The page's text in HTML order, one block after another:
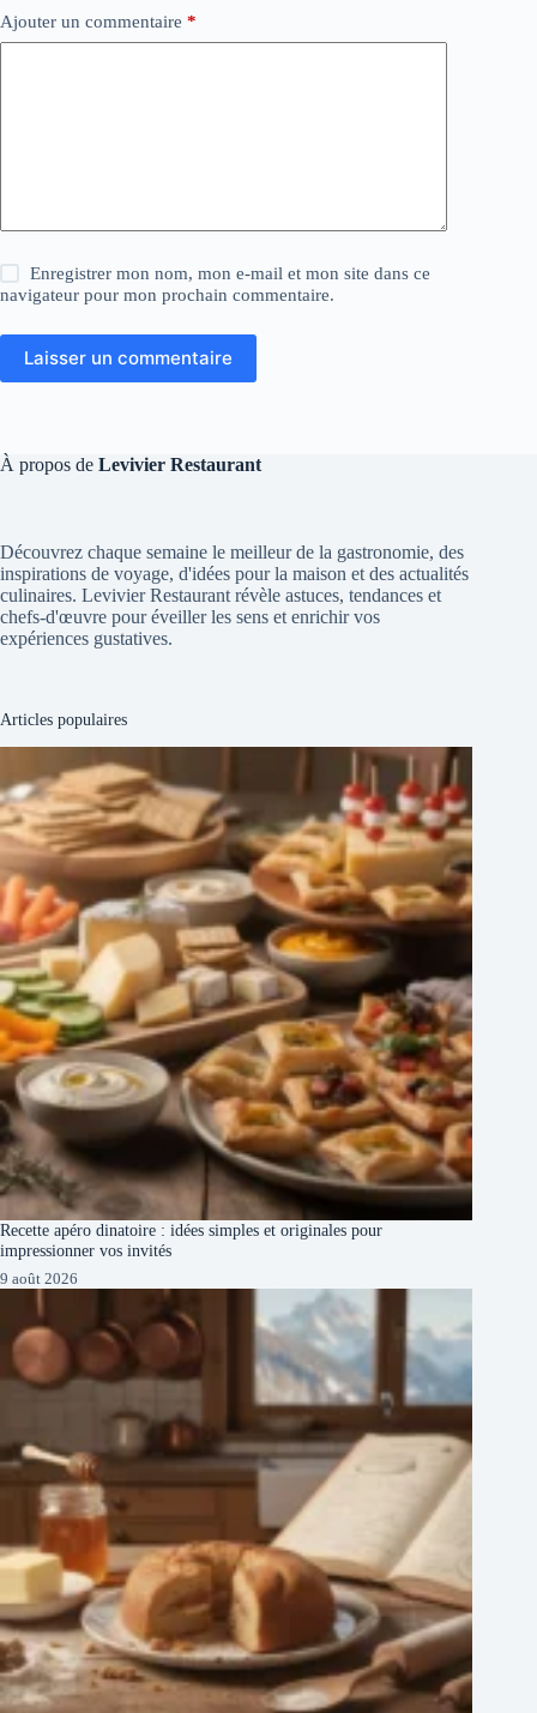
Ajouter un commentaire *
Enregistrer mon nom, mon e-mail et mon site dans ce
navigateur pour mon prochain commentaire.
Laisser un commentaire
À propos de Levivier Restaurant
Découvrez chaque semaine le meilleur de la gastronomie, des
inspirations de voyage, d'idées pour la maison et des actualités
culinaires. Levivier Restaurant révèle astuces, tendances et
chefs-d'œuvre pour éveiller les sens et enrichir vos
expériences gustatives.
Articles populaires
Recette apéro dinatoire : idées simples et originales pour
impressionner vos invités
9 août 2026